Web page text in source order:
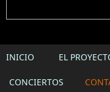
INICIO EL
CONCIERTOS